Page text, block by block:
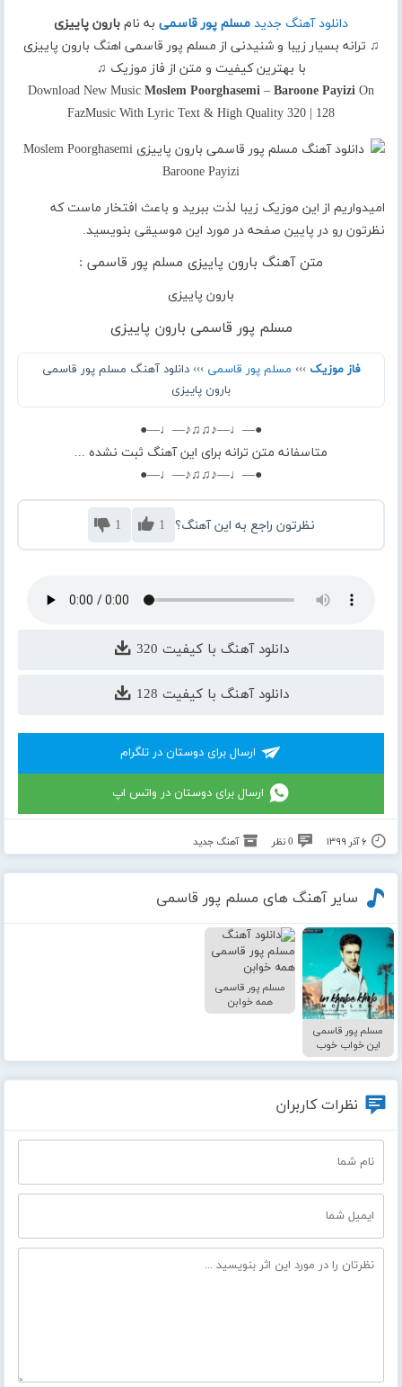
دانلود آهنگ جدید مسلم پور قاسمی به نام بارون پاییزی
♫ ترانه بسیار زیبا و شنیدنی از مسلم پور قاسمی اهنگ بارون پاییزی
با بهترین کیفیت و متن از فاز موزیک ♫
Download New Music Moslem Poorghasemi – Baroone Payizi On
FazMusic With Lyric Text & High Quality 320 | 128
امیدواریم از این موزیک زیبا لذت ببرید و باعث افتخار ماست که
نظرتون رو در پایین صفحه در مورد این موسیقی بنویسید.
متن آهنگ بارون پاییزی مسلم پور قاسمی :
بارون پاییزی
مسلم پور قاسمی بارون پاییزی
فاز موزیک ››› مسلم پور قاسمی ››› دانلود آهنگ مسلم پور قاسمی
بارون پاییزی
●—♩—♪♫♫♪—♩—●
متاسفانه متن ترانه برای این آهنگ ثبت نشده ...
●—♩—♪♫♫♪—♩—●
نظرتون راجع به این آهنگ؟ 1
1
دانلود آهنگ با کیفیت 320
دانلود آهنگ با کیفیت 128
ارسال برای دوستان در تلگرام
ارسال برای دوستان در واتس اپ
۶ آذر ۱۳۹۹ 0 نظر آهنگ جدید
سایر آهنگ های مسلم پور قاسمی
مسلم پور قاسمی
این خواب خوب
مسلم پور قاسمی
همه خوابن
نظرات کاربران